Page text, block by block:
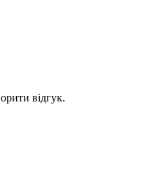
відгук.